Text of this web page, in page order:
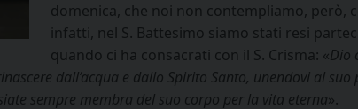
domenica, che noi non contempliamo, però,
infatti, nel S. Battesimo siamo stati resi
quando ci ha consacrati con il S. Crisma: «Dio
dall’acqua e dallo Spirito Santo, unendovi al
sempre membra del suo corpo per la vita eterna».